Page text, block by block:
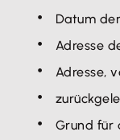
Datum
Adresse
Adresse,
Grund für